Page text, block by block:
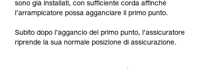
sono già installati, con sufficiente corda affinché
l’arrampicatore possa agganciare il primo punto.
Subito dopo l’aggancio del primo punto, l’assicuratore
riprende la sua normale posizione di assicurazione.